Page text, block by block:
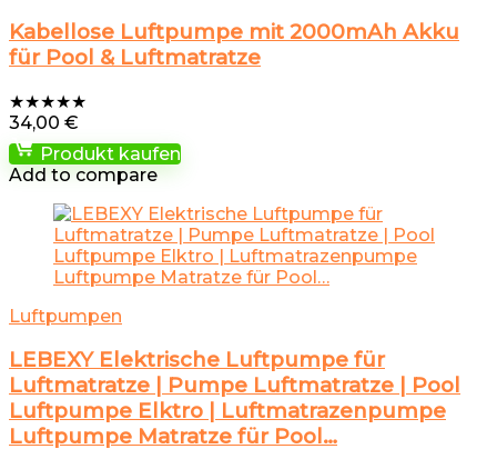
Kabellose Luftpumpe mit 2000mAh Akku
für Pool & Luftmatratze
★★★★★
34,00 €
Produkt kaufen
Add to compare
Luftpumpen
LEBEXY Elektrische Luftpumpe für
Luftmatratze | Pumpe Luftmatratze | Pool
Luftpumpe Elktro | Luftmatrazenpumpe
Luftpumpe Matratze für Pool…